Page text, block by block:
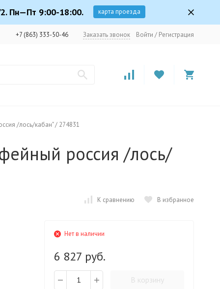
Пн—Пт 9:00-18:00. карта проезда
+7 (863) 333-50-46 Заказать звонок Войти / Регистрация
/лось/кабан" / 274831
россия /лось/
К сравнению В избранное
Нет в наличии
6 827 руб.
В корзину